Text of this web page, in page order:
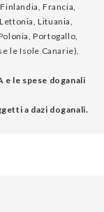
Francia,
Lituania,
Portogallo,
le Isole Canarie),
e le spese doganali
a dazi doganali.